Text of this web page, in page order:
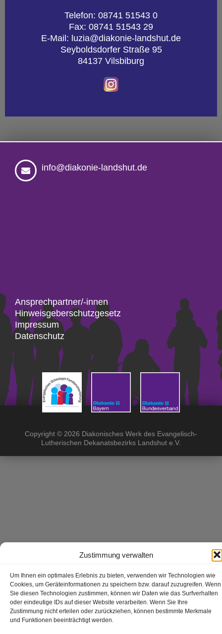
Zustimmung verwalten
Um Ihnen ein optimales Erlebnis zu bieten, verwenden wir Technologien wie
Cookies, um Geräteinformationen zu speichern bzw. darauf zuzugreifen. Wenn
Sie diesen Technologien zustimmen, können wir Daten wie das Surfverhalten
oder eindeutige IDs auf dieser Website verarbeiten. Wenn Sie Ihre
Zustimmung nicht erteilen oder zurückziehen, können bestimmte Merkmale
und Funktionen beeinträchtigt werden.
Te­le­fon: 08741 51543 0
Fax: 08741 51543 29
E-Mail: luzia@​diakonie-​landshut.​de
Sey­bolds­dor­fer Stra­ße 95
84137 Vils­bi­burg
info@diakonie-landshut.de
Ansprechpartner/-innen
Hinweisgeberschutzgesetz
Impressum
Datenschutz
Copyright © 2026 Diakonisches Werk des Evangelisch-
Lutherischen Dekanatsbezirks Landshut e.V.